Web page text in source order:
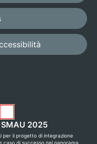
2025
per il progetto di integrazione
caso di successo nel panorama